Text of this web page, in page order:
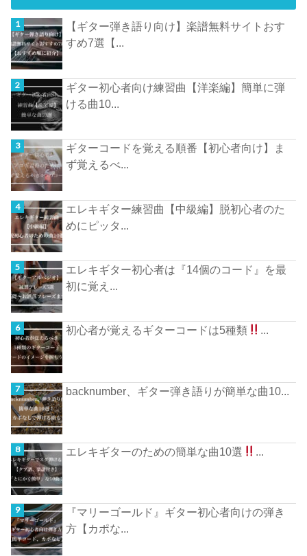
【ギター弾き語り向け】楽譜無料サイトおす
すめ7選【...
ギター初心者向け練習曲【洋楽編】簡単に弾
ける曲10...
ギターコードを覚える順番【初心者向け】ま
ず覚えるべ...
エレキギター練習曲【中級編】脱初心者のた
めにピッタ...
エレキギター初心者は『14個のコード』を最
初に覚え...
初心者が覚えるギターコードは5種類 ...
backnumber、ギター弾き語りが簡単な曲10...
エレキギターのための簡単な曲10選 ...
『マリーゴールド』ギター初心者向けの弾き
方【カポな...